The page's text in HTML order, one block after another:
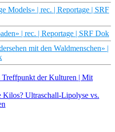
Models» | rec. | Reportage | SRF
| rec. | Reportage | SRF Dok
mit den Waldmenschen» |
Treffpunkt der Kulturen | Mit
Kilos? Ultraschall-Lipolyse vs.